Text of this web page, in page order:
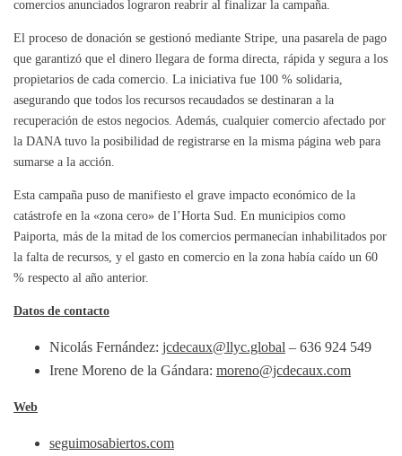
comercios anunciados lograron reabrir al finalizar la campaña.
El proceso de donación se gestionó mediante Stripe, una pasarela de pago
que garantizó que el dinero llegara de forma directa, rápida y segura a los
propietarios de cada comercio. La iniciativa fue 100 % solidaria,
asegurando que todos los recursos recaudados se destinaran a la
recuperación de estos negocios. Además, cualquier comercio afectado por
la DANA tuvo la posibilidad de registrarse en la misma página web para
sumarse a la acción.
Esta campaña puso de manifiesto el grave impacto económico de la
catástrofe en la «zona cero» de l’Horta Sud. En municipios como
Paiporta, más de la mitad de los comercios permanecían inhabilitados por
la falta de recursos, y el gasto en comercio en la zona había caído un 60
% respecto al año anterior.
Datos de contacto
Nicolás Fernández: jcdecaux@llyc.global – 636 924 549
Irene Moreno de la Gándara: moreno@jcdecaux.com
Web
seguimosabiertos.com